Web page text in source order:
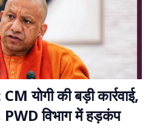
योगी की बड़ी कार्रवाई,
विभाग में हड़कंप